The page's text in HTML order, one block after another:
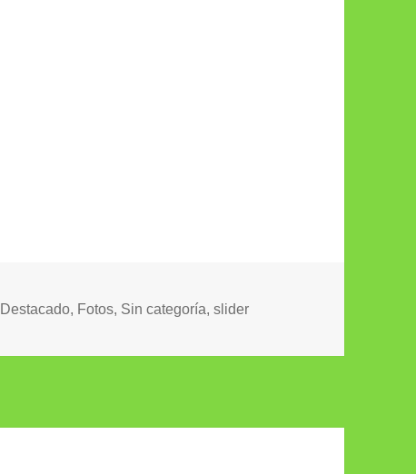
Categorías
Destacado, Fotos, Sin categoría,slider